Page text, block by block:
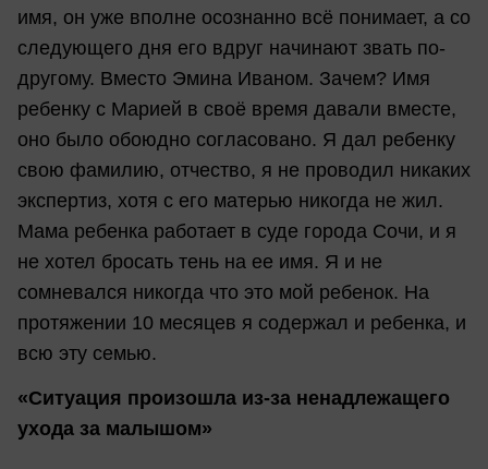
имя, он уже вполне осознанно всё понимает, а со
следующего дня его вдруг начинают звать по-
другому. Вместо Эмина Иваном. Зачем? Имя
ребенку с Марией в своё время давали вместе,
оно было обоюдно согласовано. Я дал ребенку
свою фамилию, отчество, я не проводил никаких
экспертиз, хотя с его матерью никогда не жил.
Мама ребенка работает в суде города Сочи, и я
не хотел бросать тень на ее имя. Я и не
сомневался никогда что это мой ребенок. На
протяжении 10 месяцев я содержал и ребенка, и
всю эту семью.
«Ситуация произошла из-за ненадлежащего
ухода за малышом»